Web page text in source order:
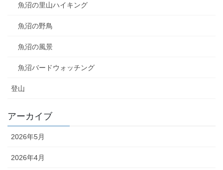
魚沼の里山ハイキング
魚沼の野鳥
魚沼の風景
魚沼バードウォッチング
登山
アーカイブ
2026年5月
2026年4月